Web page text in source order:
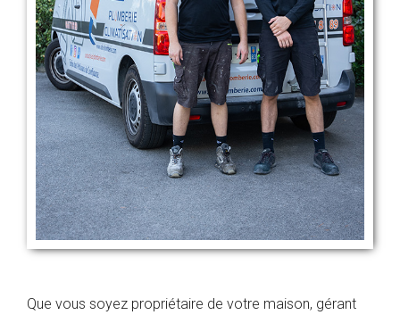
Que vous soyez propriétaire de votre maison, gérant